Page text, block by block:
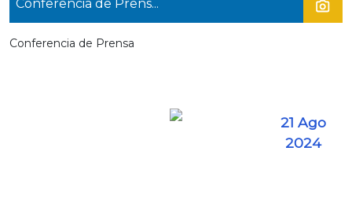
Conferencia de Prens...
Conferencia de Prensa
21 Ago
2024